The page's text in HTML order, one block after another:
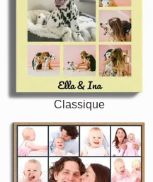
Classique